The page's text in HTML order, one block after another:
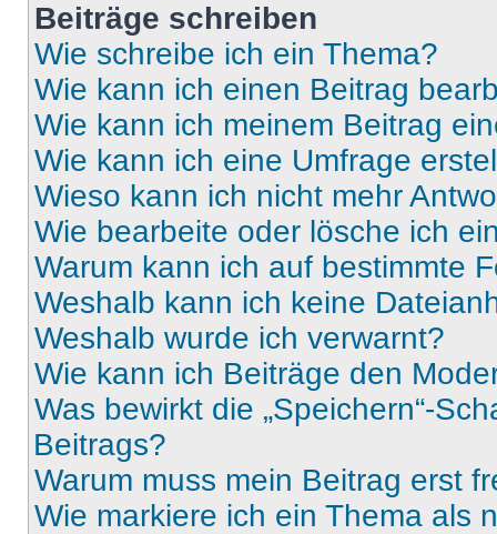
Beiträge schreiben
Wie schreibe ich ein Thema?
Wie kann ich einen Beitrag
Wie kann ich meinem Beitrag
Wie kann ich eine Umfrage
Wieso kann ich nicht mehr
Wie bearbeite oder lösche ich
Warum kann ich auf bestimmte
Weshalb kann ich keine
Weshalb wurde ich verwarnt?
Wie kann ich Beiträge den
Was bewirkt die „Speichern“-
Beitrags?
Warum muss mein Beitrag erst
Wie markiere ich ein Thema als